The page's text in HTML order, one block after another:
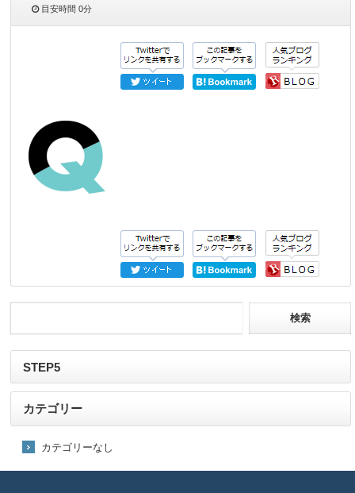
目安時間 0分
STEP5
カテゴリー
カテゴリーなし